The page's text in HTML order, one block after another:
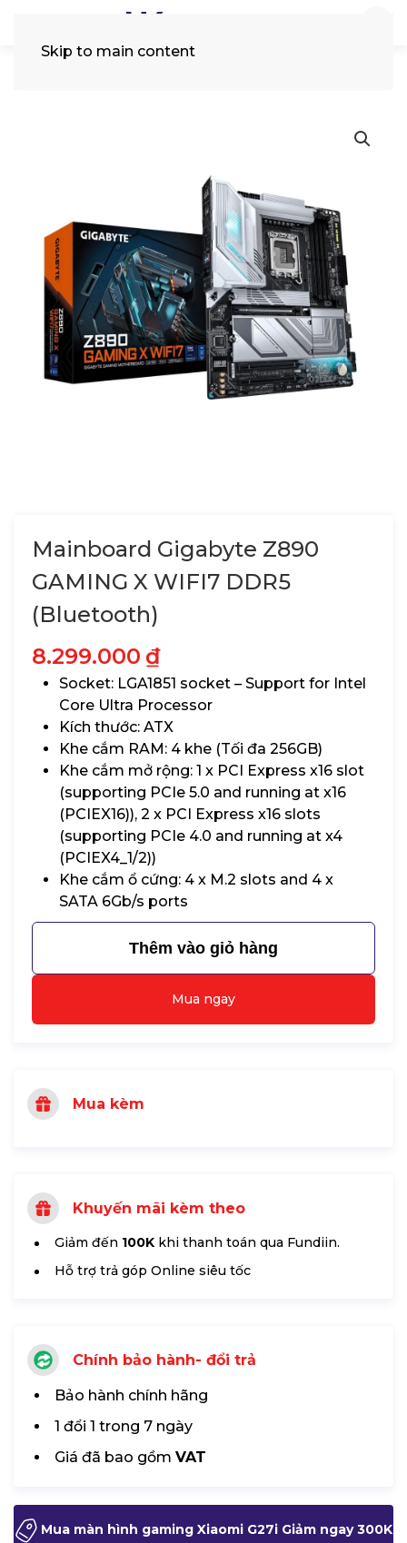
Skip to main content
Mainboard Gigabyte Z890
GAMING X WIFI7 DDR5
(Bluetooth)
8.299.000 ₫
Socket: LGA1851 socket – Support for Intel
Core Ultra Processor
Kích thước: ATX
Khe cắm RAM: 4 khe (Tối đa 256GB)
Khe cắm mở rộng: 1 x PCI Express x16 slot
(supporting PCIe 5.0 and running at x16
(PCIEX16)), 2 x PCI Express x16 slots
(supporting PCIe 4.0 and running at x4
(PCIEX4_1/2))
Khe cắm ổ cứng: 4 x M.2 slots and 4 x
SATA 6Gb/s ports
Thêm vào giỏ hàng
Mua ngay
Mua kèm
Khuyến mãi kèm theo
Giảm đến 100K khi thanh toán qua Fundiin.
Hỗ trợ trả góp Online siêu tốc
Chính bảo hành- đổi trả
Bảo hành chính hãng
1 đổi 1 trong 7 ngày
Giá đã bao gồm VAT
Mua màn hình gaming Xiaomi G27i Giảm ngay 300K